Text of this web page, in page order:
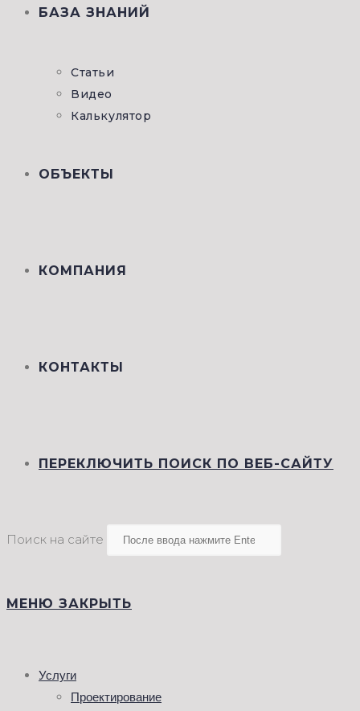
БАЗА ЗНАНИЙ
Статьи
Видео
Калькулятор
ОБЪЕКТЫ
КОМПАНИЯ
КОНТАКТЫ
ПЕРЕКЛЮЧИТЬ ПОИСК ПО ВЕБ-САЙТУ
Поиск на сайте
МЕНЮ ЗАКРЫТЬ
Услуги
Проектирование